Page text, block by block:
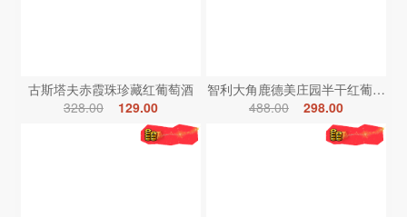
古斯塔夫赤霞珠珍藏红葡萄酒
328.00
129.00
智利大角鹿德美庄园半干红葡萄酒
488.00
298.00